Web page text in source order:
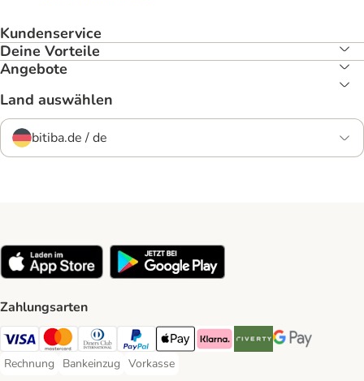
Kundenservice
Deine Vorteile
Angebote
Land auswählen
bitiba.de / de
Zahlungsarten
Visa Payment Method
Mastercard Payment Method
Diners Club Payment Method
PayPal Payment Method
Apple Pay Payment Method
Klarna Payment Method
Riverty Payment Method
Google Pay
Rechnung
Rechnung Payment Method
Bankeinzug
Bankeinzug Payment Method
Vorkasse
Vorkasse Payment Method